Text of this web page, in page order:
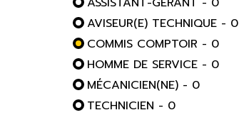
AVISEUR(E) TECHNIQUE - 0
COMMIS COMPTOIR - 0
HOMME DE SERVICE - 0
MÉCANICIEN(NE) - 0
TECHNICIEN - 0